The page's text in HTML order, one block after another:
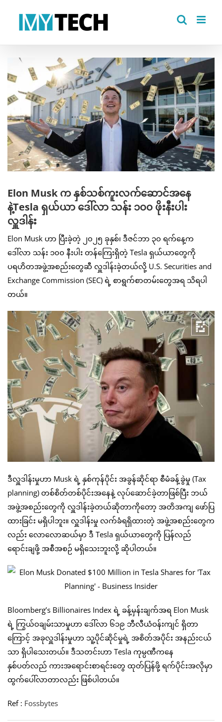
View
Larger
Image
Elon Musk က နှစ်သစ်ကူးလက်ဆောင်အနေ
နဲ့Tesla ရှယ်ယာ ဒေါ်လာ သန်း ၁၀၀ ဖိုးနီးပါး
လှူဒါန်း
Elon Musk ဟာ ပြီးခဲ့တဲ့ ၂၀၂၅ ခုနှစ်၊ ဒီဇင်ဘာ ၃၀ ရက်နေ့က
ဒေါ်လာ သန်း ၁၀၀ နီးပါး တန်ကြေးရှိတဲ့ Tesla ရှယ်ယာတွေကို
ပရဟိတအဖွဲ့အစည်းတွေဆီ လှူဒါန်းခဲ့တယ်လို့ U.S. Securities and
Exchange Commission (SEC) ရဲ့ စာရွက်စာတမ်းတွေအရ သိရပါ
တယ်။
ဒီလှူဒါန်းမှုဟာ Musk ရဲ့ နှစ်ကုန်ပိုင်း အခွန်ဆိုင်ရာ စီမံခန့်ခွဲမှု (Tax
planning) တစ်စိတ်တစ်ပိုင်းအနေနဲ့ လုပ်ဆောင်ခဲ့တာဖြစ်ပြီး ဘယ်
အဖွဲ့အစည်းတွေကို လှူဒါန်းခဲ့တယ်ဆိုတာကိုတော့ အတိအကျ ဖော်ပြ
ထားခြင်း မရှိပါဘူး။ လှူဒါန်းမှု လက်ခံရရှိထားတဲ့ အဖွဲ့အစည်းတွေက
လည်း လောလောဆယ်မှာ ဒီ Tesla ရှယ်ယာတွေကို ပြန်လည်
ရောင်းချဖို့ အစီအစဉ် မရှိသေးဘူးလို့ ဆိုပါတယ်။
Bloomberg’s Billionaires Index ရဲ့ ခန့်မှန်းချက်အရ Elon Musk
ရဲ့ ကြွယ်ဝချမ်းသာမှုဟာ ဒေါ်လာ ၆၁၉ ဘီလီယံဝန်းကျင် ရှိတာ
ကြောင့် အခုလှူဒါန်းမှုဟာ သူ့ပိုင်ဆိုင်မှုရဲ့ အစိတ်အပိုင်း အနည်းငယ်
သာ ရှိပါသေးတယ်။ ဒီသတင်းဟာ Tesla ကုမ္ပဏီကနေ
နှစ်ပတ်လည် ကားအရောင်းစာရင်းတွေ ထုတ်ပြန်ဖို့ ရက်ပိုင်းအလိုမှာ
ထွက်ပေါ်လာတာလည်း ဖြစ်ပါတယ်။
Ref : Fossbytes